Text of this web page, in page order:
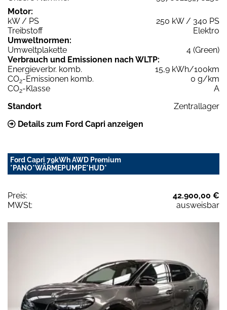
Motor:
kW / PS
250 kW / 340 PS
Treibstoff
Elektro
Umweltnormen:
Umweltplakette
4 (Green)
Verbrauch und Emissionen nach WLTP:
Energieverbr. komb.
15,9 kWh/100km
CO2-Emissionen komb.
0 g/km
CO2-Klasse
A
Standort
Zentrallager
Details zum Ford Capri anzeigen
Ford Capri 79kWh AWD Premium
*PANO*WÄRMEPUMPE*HUD*
Preis:
42.900,00 €
MWSt:
ausweisbar